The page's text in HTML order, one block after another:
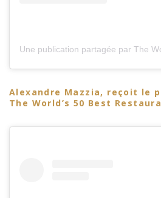
Alexandre Mazzia, reçoit le
The World’s 50 Best